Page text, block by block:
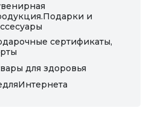
и
сертификаты,
для здоровья